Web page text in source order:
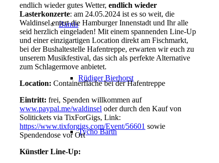
Bands
Rüdiger Bierhorst
Tycho Barth
endlich wieder gutes Wetter,endlich wieder
Lasterkonzerte: am 24.05.2024 ist es so weit, die
Waldinsel entert die Hamburger Innenstadt und Ihr alle
seid herzlich eingeladen! Mit einem spannenden Line-Up
und einer einzigartigen Location direkt am Fischmarkt,
bei der Bushaltestelle Hafentreppe, erwarten wir euch zu
unserem Musikfestival, das sich als perfekte Alternative
zum Schlagermove anbietet.
Location: Containerfläche bei der Hafentreppe
Eintritt: frei, Spenden willkommen auf
www.paypal.me/waldinsel oder durch den Kauf von
Solitickets via TixForGigs, Link:
https://www.tixforgigs.com/Event/56601 sowie
Spendendose vor Ort
Künstler Line-Up: